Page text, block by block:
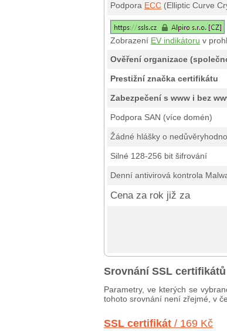
Podpora ECC (Elliptic Curve
Zobrazení EV indikátoru v
Ověření organizace
Prestižní značka certifikátu
Zabezpečení s www i bez
Podpora SAN (více domén)
Žádné hlášky o
Silné 128-256 bit šifrování
Denní antivirová kontrola
Cena za rok již za
Srovnání SSL
Parametry, ve kterých se
tohoto srovnání není zřejmé, v
SSL certifikát / 169 Kč